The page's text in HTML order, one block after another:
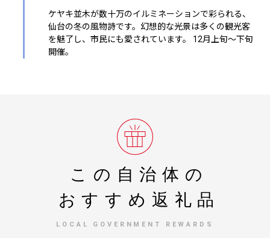
ケヤキ並木が数十万のイルミネーションで彩られる、
仙台の冬の風物詩です。幻想的な光景は多くの観光客
を魅了し、市民にも愛されています。 12月上旬～下旬
開催。
この自治体の
おすすめ返礼品
LOCAL GOVERNMENT REWARDS